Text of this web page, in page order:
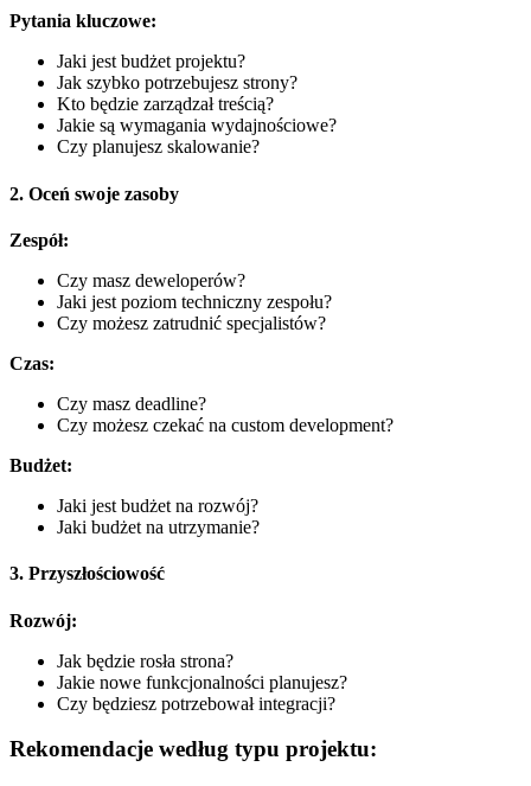
Pytania kluczowe:
Jaki jest budżet projektu?
Jak szybko potrzebujesz strony?
Kto będzie zarządzał treścią?
Jakie są wymagania wydajnościowe?
Czy planujesz skalowanie?
2. Oceń swoje zasoby
Zespół:
Czy masz deweloperów?
Jaki jest poziom techniczny zespołu?
Czy możesz zatrudnić specjalistów?
Czas:
Czy masz deadline?
Czy możesz czekać na custom development?
Budżet:
Jaki jest budżet na rozwój?
Jaki budżet na utrzymanie?
3. Przyszłościowość
Rozwój:
Jak będzie rosła strona?
Jakie nowe funkcjonalności planujesz?
Czy będziesz potrzebował integracji?
Rekomendacje według typu projektu: